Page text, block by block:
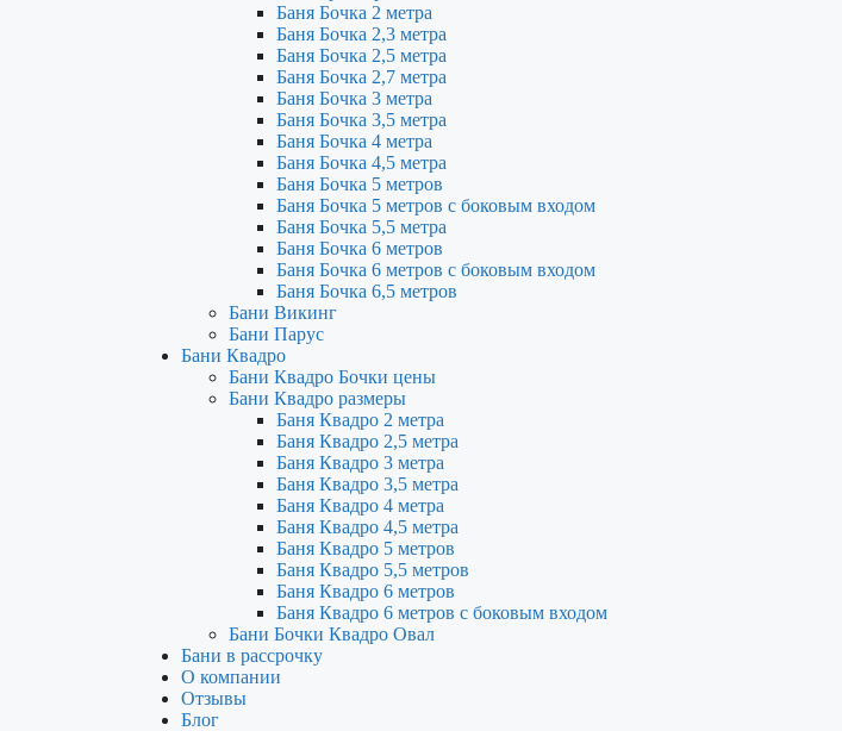
Баня Бочка 2 метра
Баня Бочка 2,3 метра
Баня Бочка 2,5 метра
Баня Бочка 2,7 метра
Баня Бочка 3 метра
Баня Бочка 3,5 метра
Баня Бочка 4 метра
Баня Бочка 4,5 метра
Баня Бочка 5 метров
Баня Бочка 5 метров с боковым входом
Баня Бочка 5,5 метра
Баня Бочка 6 метров
Баня Бочка 6 метров с боковым входом
Баня Бочка 6,5 метров
Бани Викинг
Бани Парус
Бани Квадро
Бани Квадро Бочки цены
Бани Квадро размеры
Баня Квадро 2 метра
Баня Квадро 2,5 метра
Баня Квадро 3 метра
Баня Квадро 3,5 метра
Баня Квадро 4 метра
Баня Квадро 4,5 метра
Баня Квадро 5 метров
Баня Квадро 5,5 метров
Баня Квадро 6 метров
Баня Квадро 6 метров с боковым входом
Бани Бочки Квадро Овал
Бани в рассрочку
О компании
Отзывы
Блог